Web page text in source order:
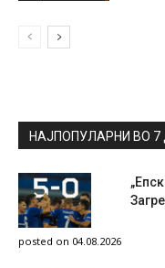
НАЈПОПУЛАРНИ ВО 7
posted on 04.08.2026